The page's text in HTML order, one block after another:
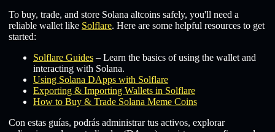
To buy, trade, and store Solana altcoins safely, you'll need a
reliable wallet like Solflare. Here are some helpful resources to get
started:
Solflare Guides – Learn the basics of using the wallet and
interacting with Solana.
Using Solana DApps with Solflare
Exporting & Importing Wallets in Solflare
How to Buy & Trade Solana Meme Coins
Con estas guías, podrás administrar tus activos, explorar